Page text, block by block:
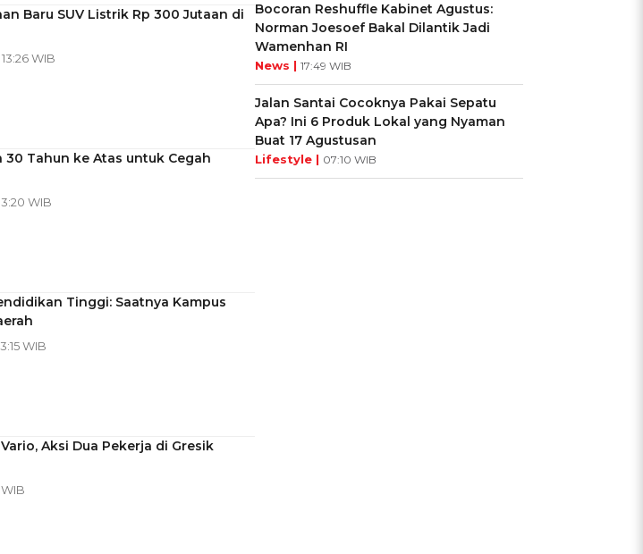
Baru SUV Listrik Rp 300 Jutaan di
WIB
Tahun ke Atas untuk Cegah
WIB
Tinggi: Saatnya Kampus
WIB
Aksi Dua Pekerja di Gresik
Bocoran Reshuffle Kabinet Agustus:
Norman Joesoef Bakal Dilantik Jadi
Wamenhan RI
News | 17:49 WIB
Jalan Santai Cocoknya Pakai Sepatu
Apa? Ini 6 Produk Lokal yang Nyaman
Buat 17 Agustusan
Lifestyle | 07:10 WIB